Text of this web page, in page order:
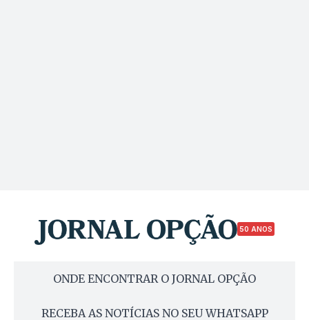
50 ANOS
ONDE ENCONTRAR O JORNAL OPÇÃO
RECEBA AS NOTÍCIAS NO SEU WHATSAPP